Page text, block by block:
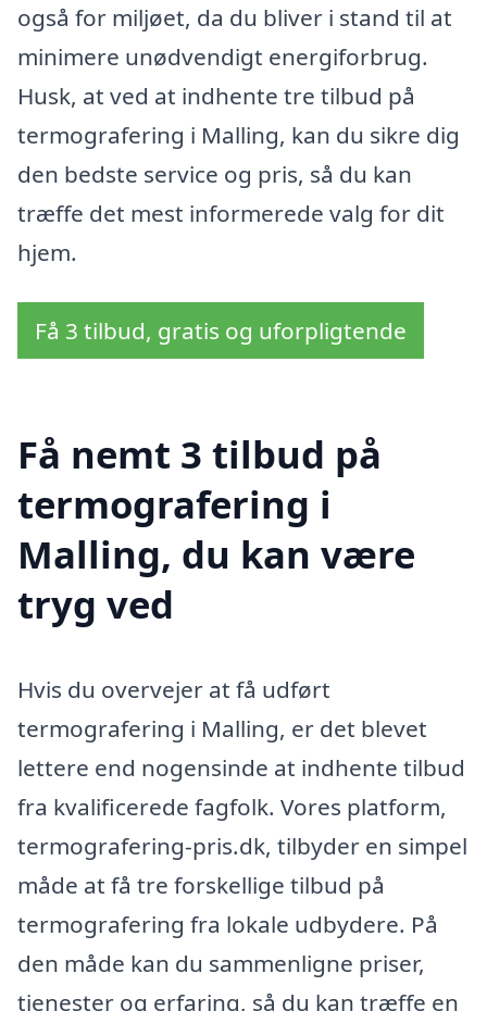
også for miljøet, da du bliver i stand til at
minimere unødvendigt energiforbrug.
Husk, at ved at indhente tre tilbud på
termografering i Malling, kan du sikre dig
den bedste service og pris, så du kan
træffe det mest informerede valg for dit
hjem.
Få 3 tilbud, gratis og uforpligtende
Få nemt 3 tilbud på
termografering i
Malling, du kan være
tryg ved
Hvis du overvejer at få udført
termografering i Malling, er det blevet
lettere end nogensinde at indhente tilbud
fra kvalificerede fagfolk. Vores platform,
termografering-pris.dk, tilbyder en simpel
måde at få tre forskellige tilbud på
termografering fra lokale udbydere. På
den måde kan du sammenligne priser,
tjenester og erfaring, så du kan træffe en